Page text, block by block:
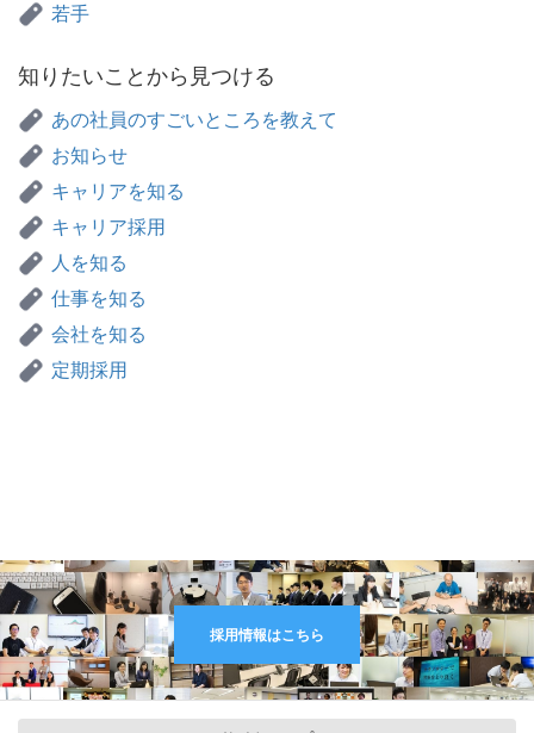
若手
知りたいことから見つける
あの社員のすごいところを教えて
お知らせ
キャリアを知る
キャリア採用
人を知る
仕事を知る
会社を知る
定期採用
採用情報はこちら